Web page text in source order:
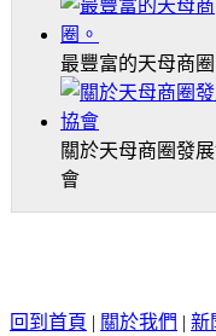
最豐富的天母商圈
關於天母商圈發
會
回到首頁 | 關於我們 | 新